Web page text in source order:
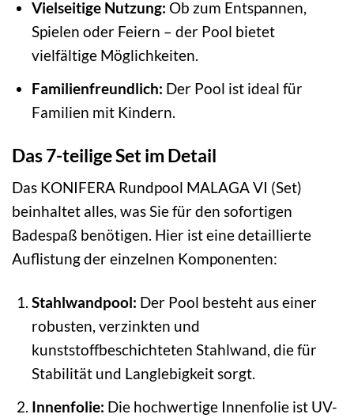
Vielseitige Nutzung: Ob zum Entspannen,
Spielen oder Feiern – der Pool bietet
vielfältige Möglichkeiten.
Familienfreundlich: Der Pool ist ideal für
Familien mit Kindern.
Das 7-teilige Set im Detail
Das KONIFERA Rundpool MALAGA VI (Set)
beinhaltet alles, was Sie für den sofortigen
Badespaß benötigen. Hier ist eine detaillierte
Auflistung der einzelnen Komponenten:
Stahlwandpool: Der Pool besteht aus einer
robusten, verzinkten und
kunststoffbeschichteten Stahlwand, die für
Stabilität und Langlebigkeit sorgt.
Innenfolie: Die hochwertige Innenfolie ist UV-